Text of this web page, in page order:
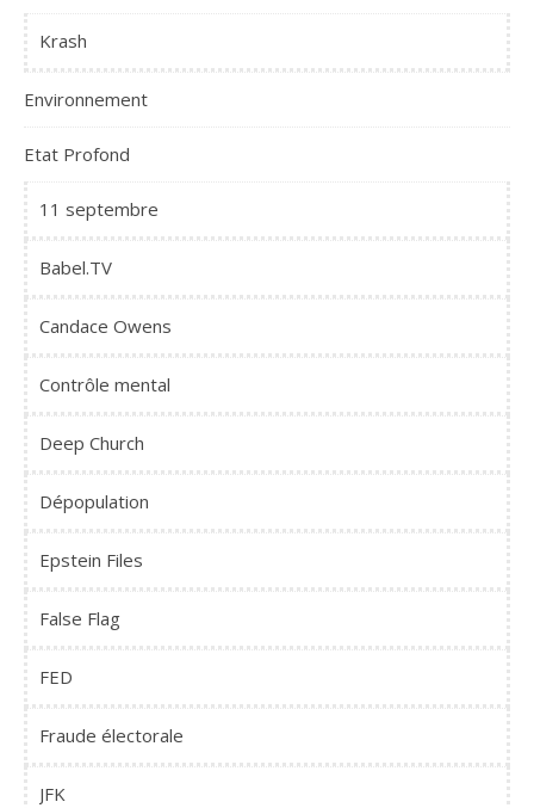
Krash
Environnement
Etat Profond
11 septembre
Babel.TV
Candace Owens
Contrôle mental
Deep Church
Dépopulation
Epstein Files
False Flag
FED
Fraude électorale
JFK